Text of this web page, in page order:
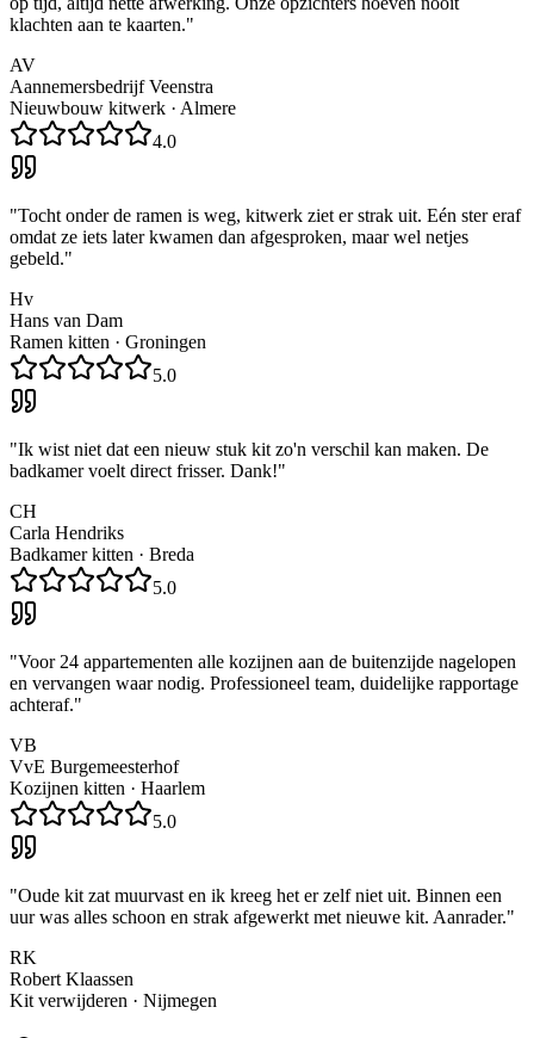
klachten aan te kaarten."
AV
Aannemersbedrijf Veenstra
Nieuwbouw kitwerk · Almere
4.0
"Tocht onder de ramen is weg, kitwerk ziet er strak uit. Eén ster eraf
omdat ze iets later kwamen dan afgesproken, maar wel netjes
gebeld."
Hv
Hans van Dam
Ramen kitten · Groningen
5.0
"Ik wist niet dat een nieuw stuk kit zo'n verschil kan maken. De
badkamer voelt direct frisser. Dank!"
CH
Carla Hendriks
Badkamer kitten · Breda
5.0
"Voor 24 appartementen alle kozijnen aan de buitenzijde nagelopen
en vervangen waar nodig. Professioneel team, duidelijke rapportage
achteraf."
VB
VvE Burgemeesterhof
Kozijnen kitten · Haarlem
5.0
"Oude kit zat muurvast en ik kreeg het er zelf niet uit. Binnen een
uur was alles schoon en strak afgewerkt met nieuwe kit. Aanrader."
RK
Robert Klaassen
Kit verwijderen · Nijmegen